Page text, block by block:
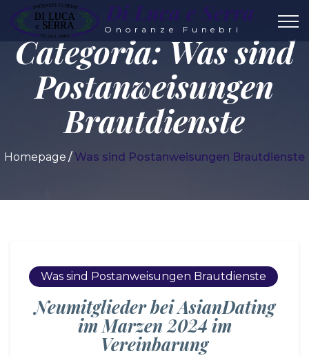
Di Luca e Serra
Onoranze Funebri
Categoria: Was sind
Postanweisungen
Brautdienste
Homepage Was sind Postanweisungen Brautdienste
Was sind Postanweisungen Brautdienste
Neumitglieder bei AsianDating
im Marzen 2024 im
Vereinbarung